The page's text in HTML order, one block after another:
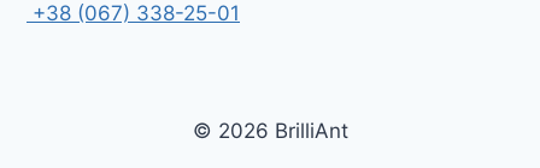
+38 (067) 338-25-01
© 2026 BrilliAnt